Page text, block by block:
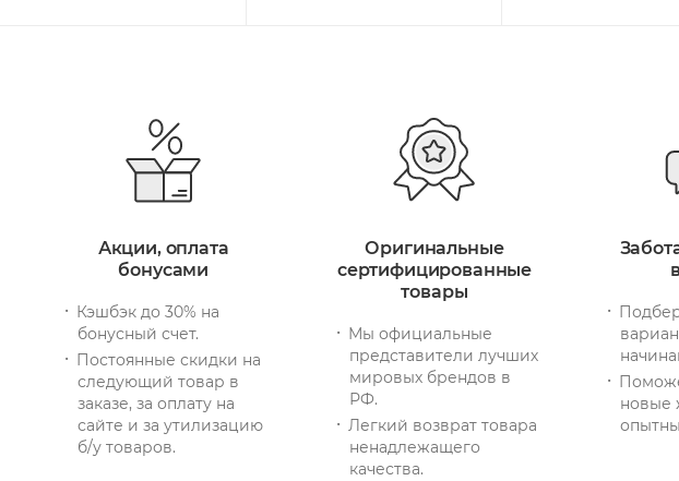
Акции, оплата
бонусами
Кэшбэк до 30% на
бонусный счет.
Постоянные скидки на
следующий товар в
заказе, за оплату на
сайте и за утилизацию
б/у товаров.
Оригинальные
сертифицированные
товары
Мы официальные
представители лучших
мировых брендов в
РФ.
Легкий возврат товара
ненадлежащего
качества.
новые